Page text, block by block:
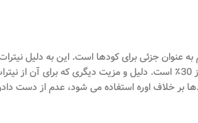
به عنوان جزئی برای کودها است. این به دلیل
آمونیوم غنی از نیتروژن، بیش از 30٪ است. دلیل و مزیت دیگری که برای آن از
بر خلاف اوره استفاده می شود، عدم از دست